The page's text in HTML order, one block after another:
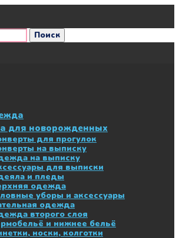
для новорожденных
для прогулок
на выписку
на выписку
для выписки
и пледы
одежда
уборы и аксессуары
одежда
второго слоя
и нижнее бельё
носки, колготки